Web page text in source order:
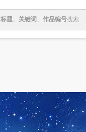
标题、 关键词 、 作品编号搜索